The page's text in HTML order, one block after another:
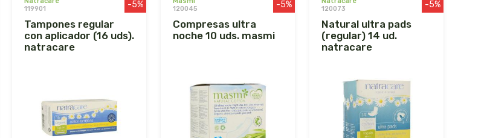
119901
tampones regular
con aplicador (16 uds).
natracare
-5%
120045
compresas ultra
noche 10 uds. masmi
-5%
120073
natural ultra pads
(regular) 14 ud.
natracare
-5%